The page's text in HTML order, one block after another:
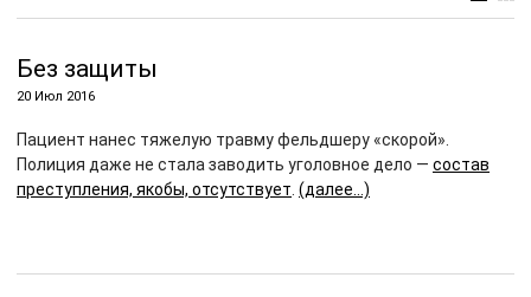
Без защиты
20 Июл 2016
Пациент нанес тяжелую травму фельдшеру «скорой».
Полиция даже не стала заводить уголовное дело — состав
преступления, якобы, отсутствует (далее…)